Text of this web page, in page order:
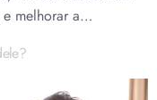
e melhorar a…